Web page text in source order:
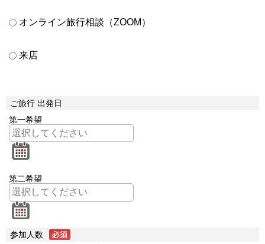
オンライン旅行相談（ZOOM）
来店
ご旅行 出発日
第一希望
第二希望
参加人数